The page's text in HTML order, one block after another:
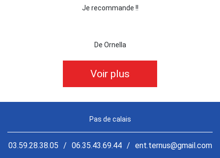
je recommande cette entreprise les yeux
Voir plus
Pas de calais
03.59.28.38.05 / 06.35.43.69.44 / ent.ternus@gmail.com